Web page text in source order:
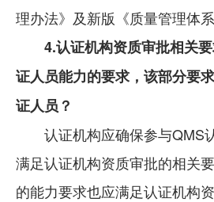
理办法》及新版《质量管理体系
4.认证机构资质审批相关
证人员能力的要求，该部分要
证人员？
认证机构应确保参与QMS
满足认证机构资质审批的相关
的能力要求也应满足认证机构